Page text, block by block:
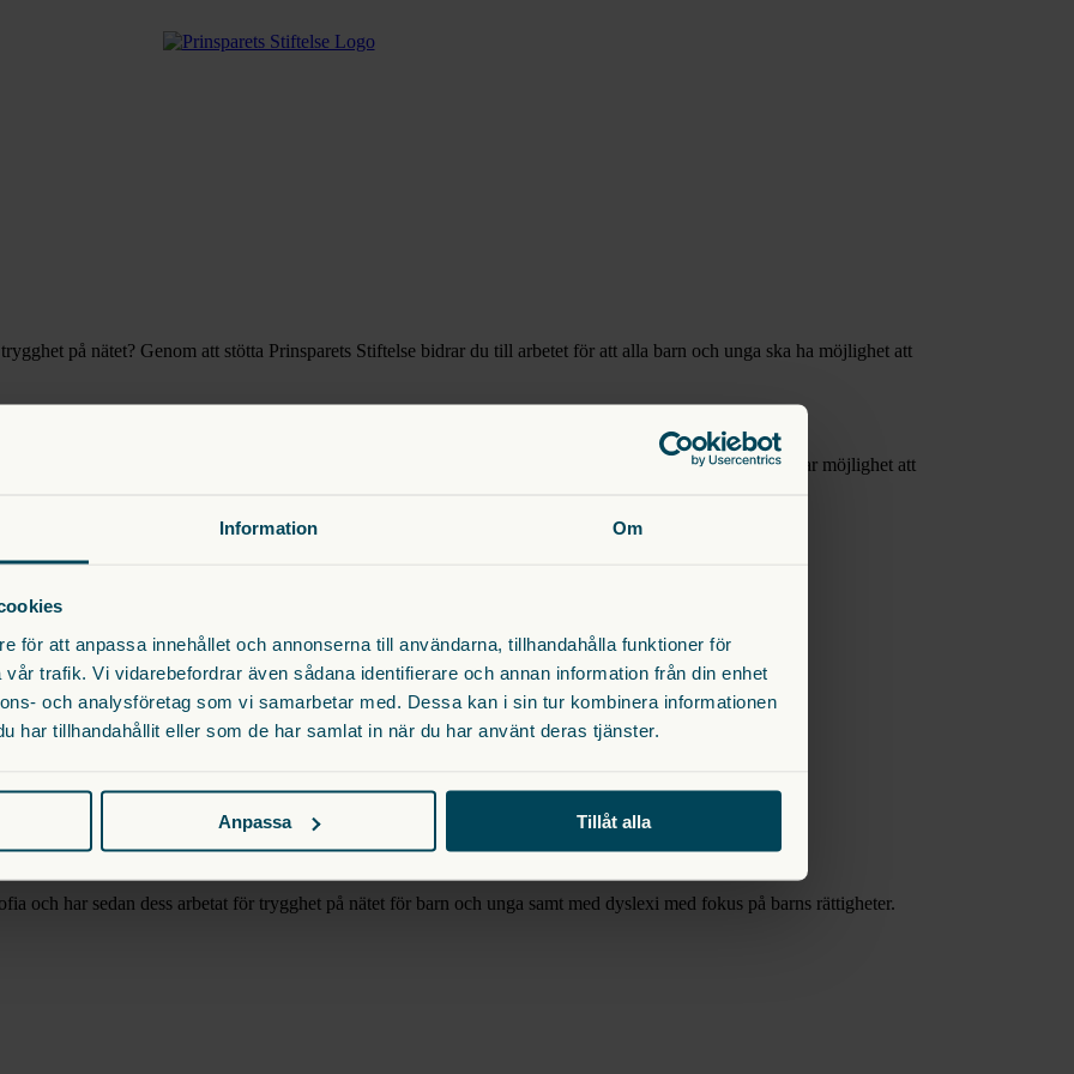
Information Om
för att anpassa innehållet och annonserna till användarna, tillhandahålla funktioner för
trafik. Vi vidarebefordrar även sådana identifierare och annan information från din enhet
och analysföretag som vi samarbetar med. Dessa kan i sin tur kombinera informationen
har tillhandahållit eller som de har samlat in när du har använt deras tjänster.
Anpassa Tillåt alla
på nätet? Genom att stötta Prinsparets Stiftelse bidrar du till arbetet för att alla barn och unga ska ha möjlighet att
spara i fonden kan du spara till dig själv, samtidigt som du är med och bidrar till en värld där alla barn har möjlighet att
671 87 61. Ingen gåva är för liten.
oss viahello@prinsparetsstiftelse.se
vara sig själva!
och har sedan dess arbetat för trygghet på nätet för barn och unga samt med dyslexi med fokus på barns rättigheter.